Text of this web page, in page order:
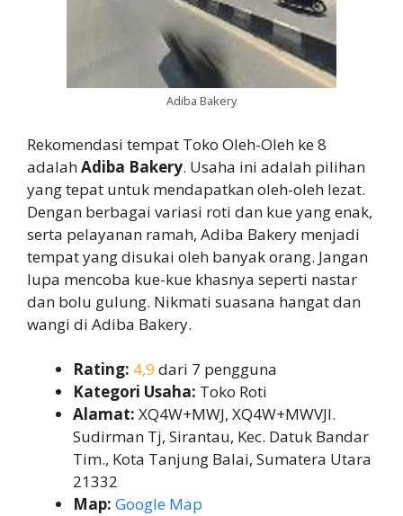
Adiba Bakery
Rekomendasi tempat Toko Oleh-Oleh ke 8
adalahAdiba Bakery. Usaha ini adalah pilihan
yang tepat untuk mendapatkan oleh-oleh lezat.
Dengan berbagai variasi roti dan kue yang enak,
serta pelayanan ramah, Adiba Bakery menjadi
tempat yang disukai oleh banyak orang. Jangan
lupa mencoba kue-kue khasnya seperti nastar
dan bolu gulung. Nikmati suasana hangat dan
wangi di Adiba Bakery.
Rating: 4,9 dari 7 pengguna
Kategori Usaha: Toko Roti
Alamat: XQ4W+MWJ, XQ4W+MWVJl.
Sudirman Tj, Sirantau, Kec. Datuk Bandar
Tim., Kota Tanjung Balai, Sumatera Utara
21332
Map: Google Map